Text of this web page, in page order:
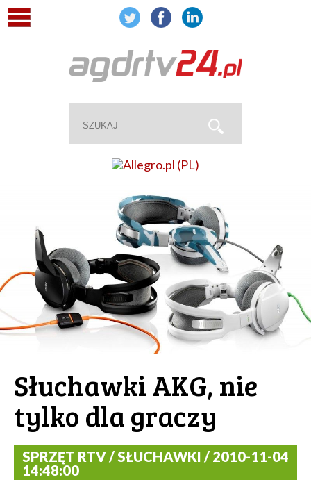
Słuchawki AKG, nie
tylko dla graczy
SPRZĘT RTV / SŁUCHAWKI / 2010-11-04
14:48:00